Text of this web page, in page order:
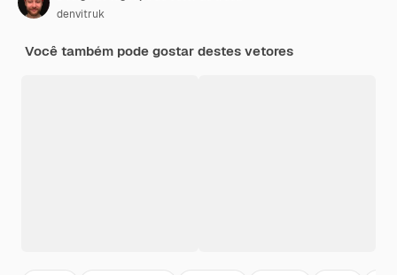
denvitruk
Você também pode gostar destes vetores